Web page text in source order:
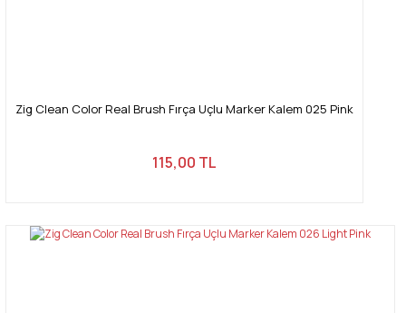
Zig Clean Color Real Brush Fırça Uçlu Marker Kalem 025 Pink
115,00 TL